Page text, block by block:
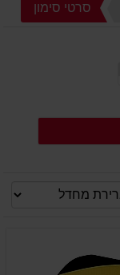
סרטי סימון